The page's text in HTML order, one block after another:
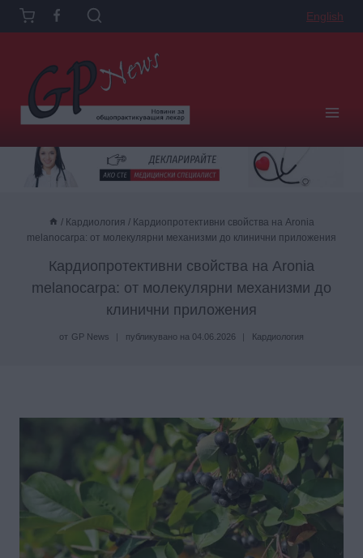
Към
съдържанието
English
/ Кардиология / Кардиопротективни свойства на Aronia
melanocarpa: от молекулярни механизми до клинични приложения
Кардиопротективни свойства на Aronia
melanocarpa: от молекулярни механизми до
клинични приложения
от GP News публикувано на 04.06.2026 Кардиология